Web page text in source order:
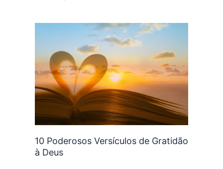
10 Poderosos Versículos de Gratidão
à Deus